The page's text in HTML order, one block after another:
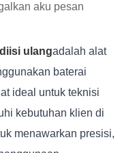
aku pesan
ulangadalah alat
baterai
ideal untuk teknisi
kebutuhan klien di
menawarkan presisi,